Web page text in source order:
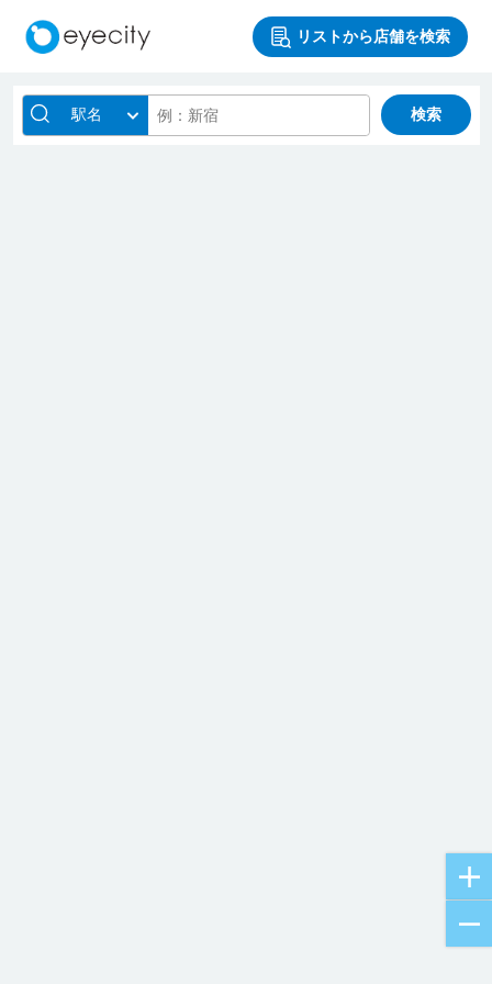
リストから店舗を検索
駅名 検索